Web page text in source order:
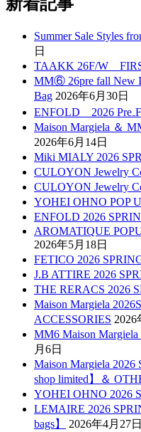
Summer Sale Styles
日
TAAKK 26F/W
MM⑥ 26pre fall New
Bag 2026年6月30日
ENFOLD 2026
Maison Margiela ＆
2026年6月14日
Miki MIALY 2026
CULOYON Jewelry
CULOYON Jewelry
YOHEI OHNO POP
ENFOLD 2026
AROMATIQUE
2026年5月18日
FETICO 2026
J.B ATTIRE 2026
THE RERACS 2026
Maison Margiela
ACCESSORIES 2026
MM6 Maison
月6日
Maison Margiela
shop limited】＆
YOHEI OHNO 2026
LEMAIRE 2026
bags】
2026年4月27日